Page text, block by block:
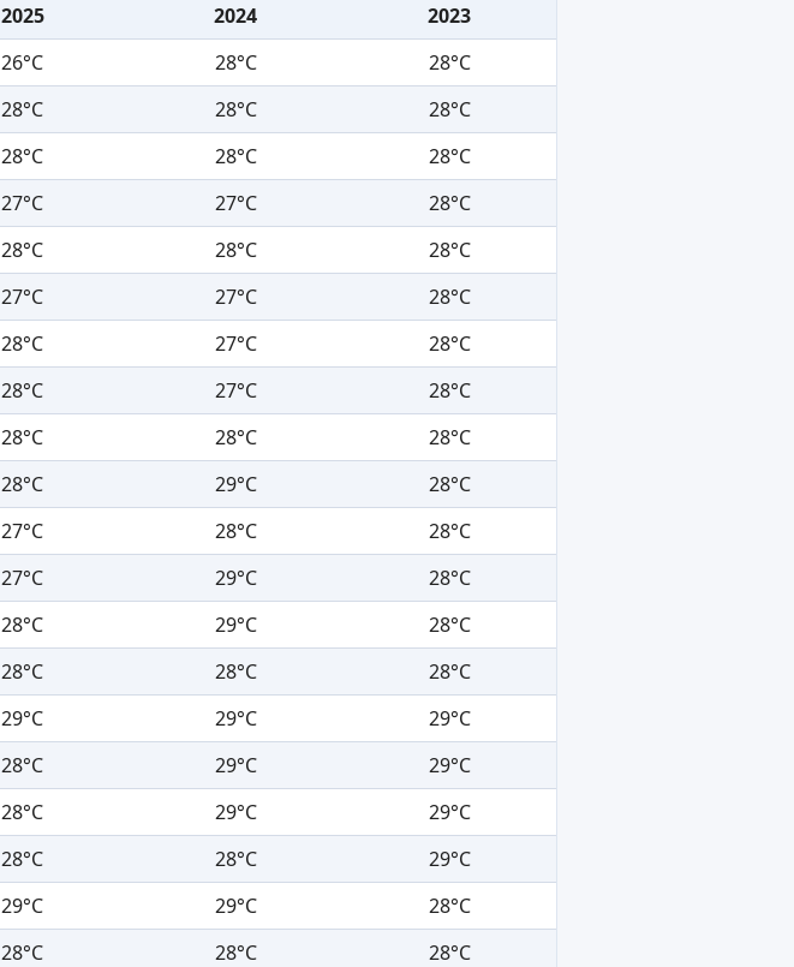
2025 2024
2023
26°C 28°C
28°C
28°C 28°C
28°C
28°C 28°C
28°C
27°C 27°C
28°C
28°C 28°C
28°C
27°C 27°C
28°C
28°C 27°C
28°C
28°C 27°C
28°C
28°C 28°C
28°C
28°C 29°C
28°C
27°C 28°C
28°C
27°C 29°C
28°C
28°C 29°C
28°C
28°C 28°C
28°C
29°C 29°C
29°C
28°C 29°C
29°C
28°C 29°C
29°C
28°C 28°C
29°C
29°C 29°C
28°C
28°C 28°C
28°C